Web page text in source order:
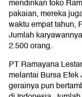
mendirikan toko
pakaian, mereka
waktu empat tahun,
Jumlah
2.500 orang.
PT Ramayana
melantai Bursa
gerainya pun